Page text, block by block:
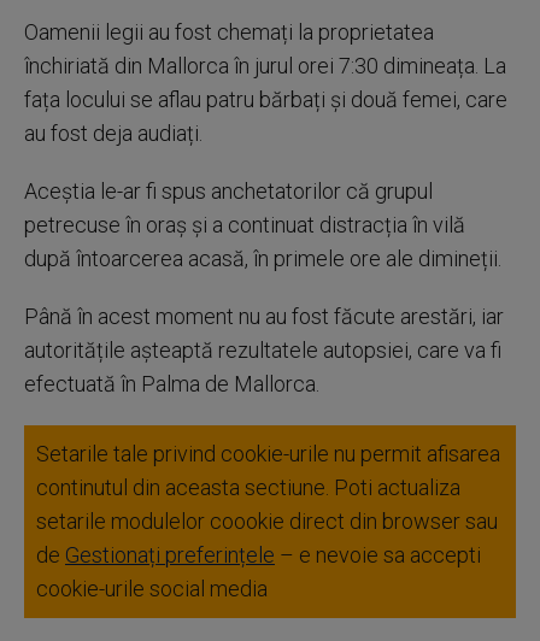
Oamenii legii au fost chemați la proprietatea
închiriată din Mallorca în jurul orei 7:30 dimineața. La
fața locului se aflau patru bărbați și două femei, care
au fost deja audiați.
Aceștia le-ar fi spus anchetatorilor că grupul
petrecuse în oraș și a continuat distracția în vilă
după întoarcerea acasă, în primele ore ale dimineții.
Până în acest moment nu au fost făcute arestări, iar
autoritățile așteaptă rezultatele autopsiei, care va fi
efectuată în Palma de Mallorca.
Setarile tale privind cookie-urile nu permit afisarea
continutul din aceasta sectiune. Poti actualiza
setarile modulelor coookie direct din browser sau
de Gestionați preferințele – e nevoie sa accepti
cookie-urile social media